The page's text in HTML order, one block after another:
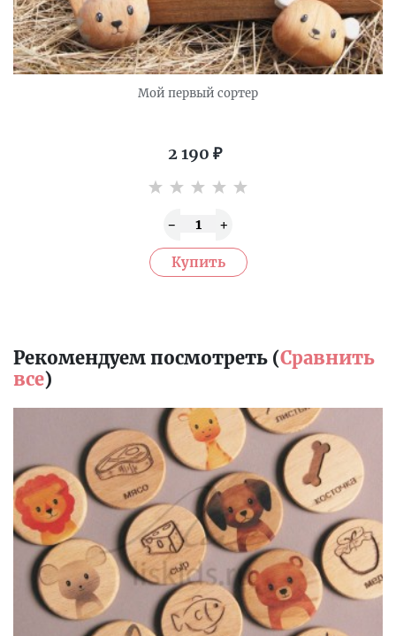
Мой первый сортер
2 190 ₽
Рекомендуем посмотреть (Сравнить
все)